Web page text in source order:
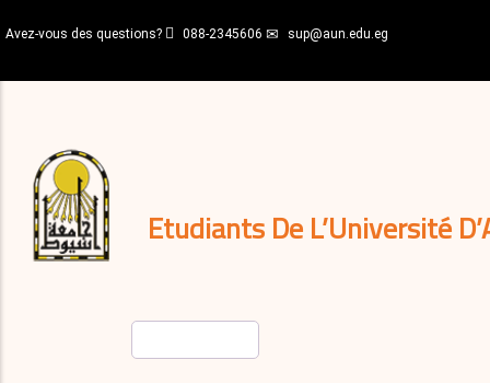
au
principal
Avez-vous des questions? 088-2345606 sup@aun.edu.eg
Etudiants De L’Université
décisions
Expatriés
Journal